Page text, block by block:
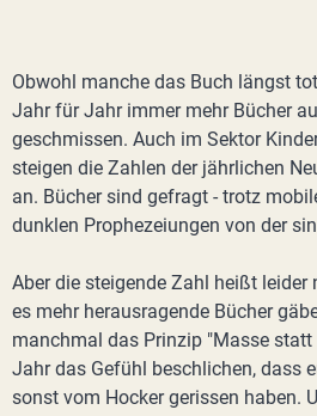
Obwohl manche das Buch längst
Jahr für Jahr immer mehr Bücher
geschmissen. Auch im Sektor
steigen die Zahlen der jährlichen
an. Bücher sind gefragt - trotz
dunklen Prophezeiungen von der
Aber die steigende Zahl heißt
es mehr herausragende Bücher
manchmal das Prinzip "Masse statt
Jahr das Gefühl beschlichen, dass
sonst vom Hocker gerissen haben.